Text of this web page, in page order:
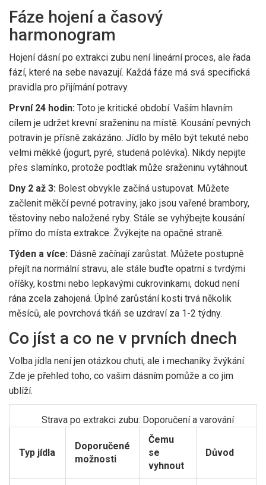
Fáze hojení a časový
harmonogram
Hojení dásní po extrakci zubu není lineární proces, ale řada
fází, které na sebe navazují. Každá fáze má svá specifická
pravidla pro přijímání potravy.
První 24 hodin: Toto je kritické období. Vaším hlavním
cílem je udržet krevní sraženinu na místě. Kousání pevných
potravin je přísně zakázáno. Jídlo by mělo být tekuté nebo
velmi měkké (jogurt, pyré, studená polévka). Nikdy nepijte
přes slamínko, protože podtlak může sraženinu vytáhnout.
Dny 2 až 3: Bolest obvykle začíná ustupovat. Můžete
začlenit měkčí pevné potraviny, jako jsou vařené brambory,
těstoviny nebo naložené ryby. Stále se vyhýbejte kousání
přímo do místa extrakce. Žvýkejte na opačné straně.
Týden a více: Dásně začínají zarůstat. Můžete postupně
přejít na normální stravu, ale stále buďte opatrní s tvrdými
oříšky, kostmi nebo lepkavými cukrovinkami, dokud není
rána zcela zahojená. Úplné zarůstání kosti trvá několik
měsíců, ale povrchová tkáň se uzdraví za 1-2 týdny.
Co jíst a co ne v prvních dnech
Volba jídla není jen otázkou chuti, ale i mechaniky žvýkání.
Zde je přehled toho, co vašim dásním pomůže a co jim
ublíží.
Strava po extrakci zubu: Doporučení a varování
Typ jídla
Doporučené
možnosti
Čemu
se
vyhnout
Důvod